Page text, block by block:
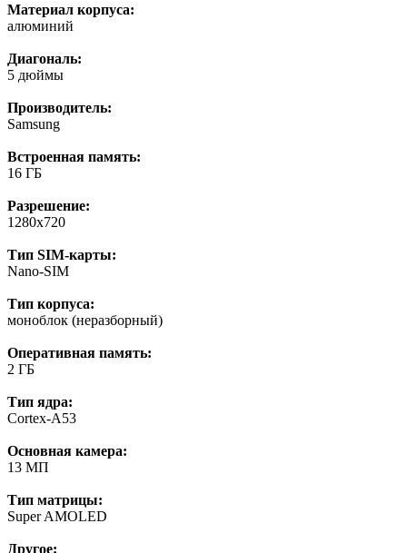
Материал корпуса:
алюминий
Диагональ:
5 дюймы
Производитель:
Samsung
Встроенная память:
16 ГБ
Разрешение:
1280х720
Тип SIM-карты:
Nano-SIM
Тип корпуса:
моноблок (неразборный)
Оперативная память:
2 ГБ
Тип ядра:
Cortex-A53
Основная камера:
13 МП
Тип матрицы:
Super AMOLED
Другое: